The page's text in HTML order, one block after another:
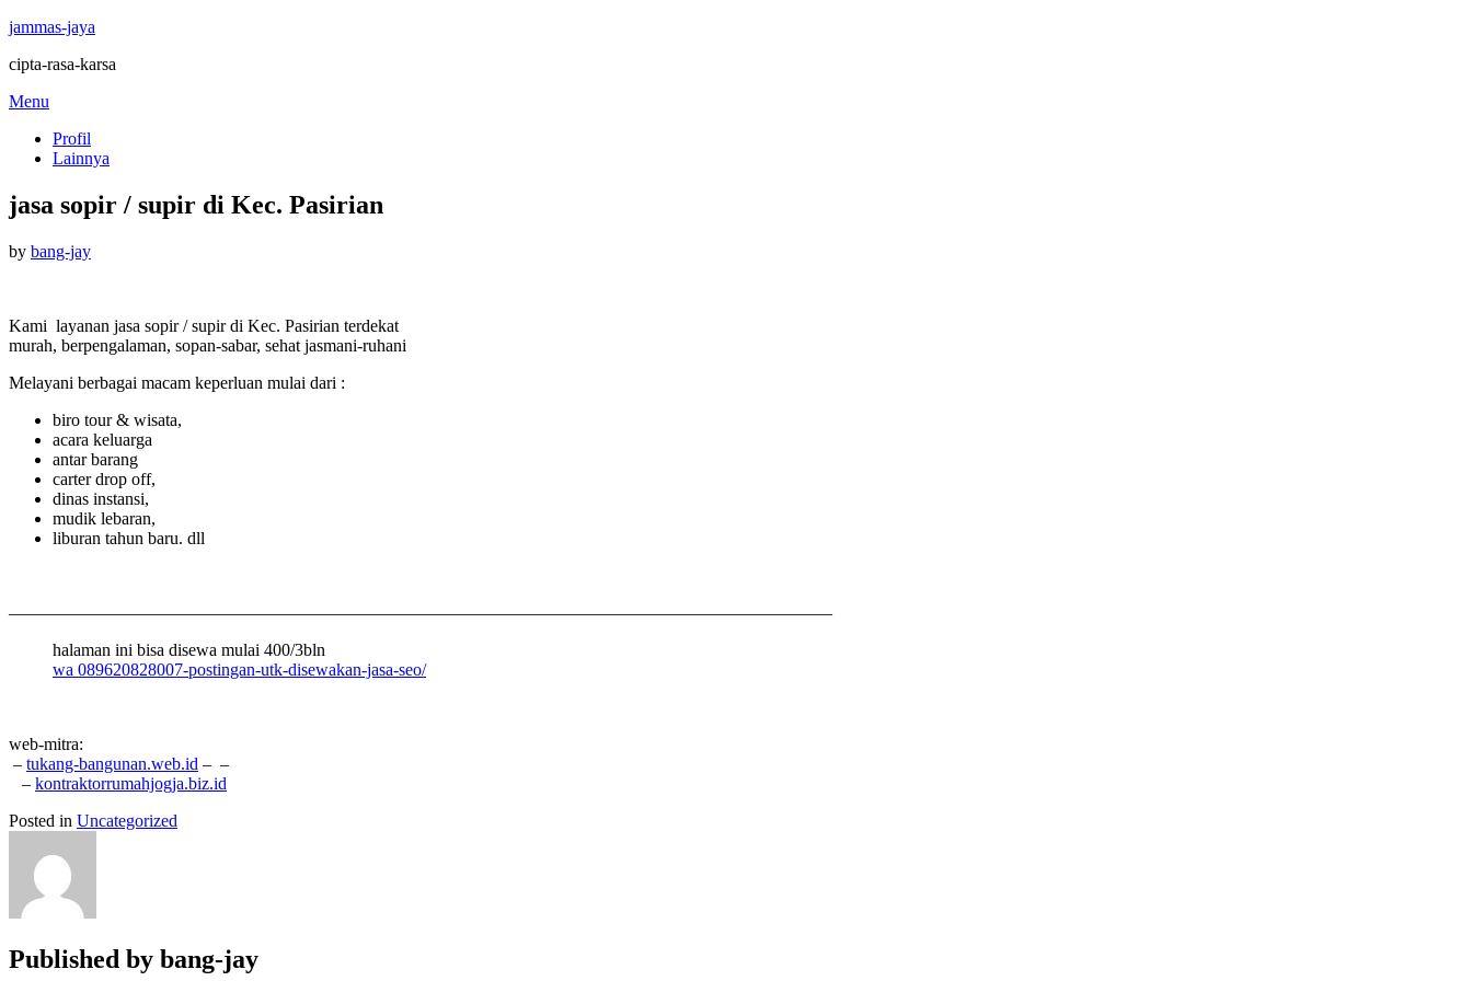
jammas-jaya
cipta-rasa-karsa
Skip
content
Menu
Profil
Lainnya
jasa sopir / supir di Kec. Pasirian
by bang-jayPosted
Kami layanan jasa sopir / supir di Kec. Pasirian terdekat
murah, berpengalaman, sopan-sabar, sehat jasmani-ruhani
Melayani berbagai macam keperluan mulai dari :
biro tour & wisata,
acara keluarga
antar barang
carter drop off,
dinas instansi,
mudik lebaran,
liburan tahun baru. dll
———————————————————————————————————————————————
halaman ini bisa disewa mulai 400/3bln
wa 089620828007-postingan-utk-disewakan-jasa-seo/
web-mitra:
– tukang-bangunan.web.id – –
– kontraktorrumahjogja.biz.id
Posted in Uncategorized
Published by bang-jay